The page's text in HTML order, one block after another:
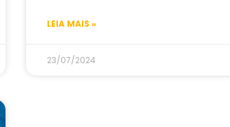
LEIA MAIS »
23/07/2024